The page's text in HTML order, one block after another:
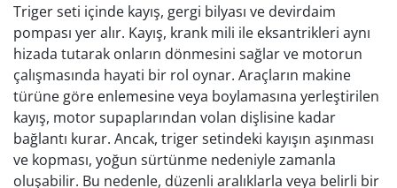
Triger seti içinde kayış, gergi bilyası ve devirdaim
pompası yer alır. Kayış, krank mili ile eksantrikleri aynı
hizada tutarak onların dönmesini sağlar ve motorun
çalışmasında hayati bir rol oynar. Araçların makine
türüne göre enlemesine veya boylamasına yerleştirilen
kayış, motor supaplarından volan dişlisine kadar
bağlantı kurar. Ancak, triger setindeki kayışın aşınması
ve kopması, yoğun sürtünme nedeniyle zamanla
oluşabilir. Bu nedenle, düzenli aralıklarla veya belirli bir